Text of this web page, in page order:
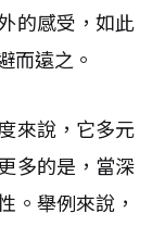
的感受，如此
而遠之。
來說，它多元
多的是，當深
。舉例來說，